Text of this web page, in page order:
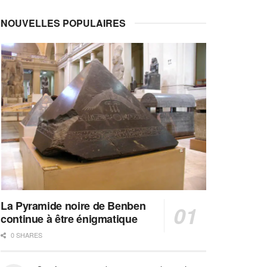
NOUVELLES POPULAIRES
La Pyramide noire de Benben
continue à être énigmatique
0 SHARES